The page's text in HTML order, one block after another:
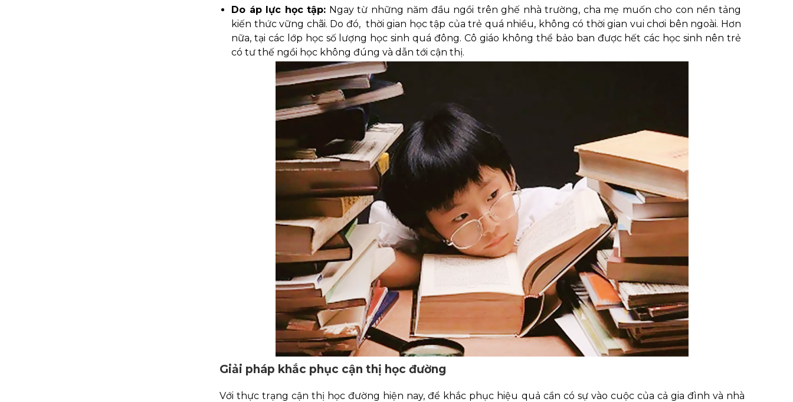
Do áp lực học tập: Ngay từ những năm đầu ngồi trên ghế nhà trường, cha mẹ muốn cho con nền tảng
kiến thức vững chãi. Do đó, thời gian học tập của trẻ quá nhiều, không có thời gian vui chơi bên ngoài. Hơn
nữa, tại các lớp học số lượng học sinh quá đông. Cô giáo không thể bảo ban được hết các học sinh nên trẻ
có tư thế ngồi học không đúng và dẫn tới cận thị.
Giải pháp khắc phục cận thị học đường
Với thực trạng cận thị học đường hiện nay, để khắc phục hiệu quả cần có sự vào cuộc của cả gia đình và nhà